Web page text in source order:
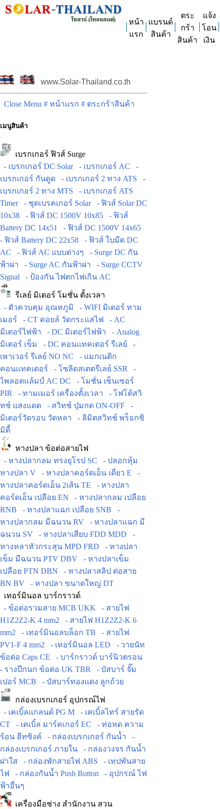
หน้า
แรก
แบรนด์
สินค้า
ตระ
กร้า
สินค้า
แจ้ง
โอน
เงิน
www.Solar-Thailand.co.th
Close Menu # หน้าแรก # ตระกร้าสินค้า
เมนูสินค้า
เบรกเกอร์ ฟิวส์ Surge
- เบรกเกอร์ DC Solar
- เบรกเกอร์ AC
-
เบรกเกอร์ กันดูด
- เบรกเกอร์ 2 ทาง ATS
-
เบรกเกอร์ 2 ทาง MTS
- เบรกเกอร์ ATS
Timer
- ชุดเบรคเกอร์ Solar
- ฟิวส์ Solar DC
10x38
- ฟิวส์ DC 1500V 10x85
- ฟิวส์
Battery DC 14x51
- ฟิวส์ DC 1500V 14x65
- ฟิวส์ Battery DC 22x58
- ฟิวส์ ใบมีด DC
AC
- ฟิวส์ AC แบบต่างๆ
- Surge DC กัน
ฟ้าผ่า
- Surge AC กันฟ้าผ่า
- Surge CCTV
Signal
- ป้องกัน ไฟตกไฟเกิน AC
รีเลย์ มิเตอร์ โมชั่น ตั้งเวลา
- ตัวควบคุม อุณหภูมิ
- WIFI มิเตอร์ ทาม
เมอร์
- CT คอยล์ วัดกระแสไฟ
- AC
มิเตอร์ไฟฟ้า
- DC มิเตอร์ไฟฟ้า
- Analog
มิเตอร์ เข็ม
- DC คอนแทคเตอร์ รีเลย์
-
เพาเวอร์ รีเลย์ NO NC
- แมกเนติก
คอนแทคเตอร์
- โซลิดสเตตรีเลย์ SSR
-
ไพลอตแล้มป์ AC DC
- โมชั่น เซ็นเซอร์
PIR
- ทามเมอร์ เครื่องตั้งเวลา
- โฟโต้สวิ
ทช์ แสงแดด
- สวิทช์ ปุ่มกด ON-OFF
-
มิเตอร์วัดรอบ วัดหลา
- ลิมิตสวิทช์ พร็อกซิ
มิตี้
หางปลา ข้อต่อสายไฟ
- หางปลากลม ทรงยุโรป SC
- ปลอกหุ้ม
หางปลา V
- หางปลาคอร์ดเอ็น เดี่ยว E
-
หางปลาคอร์ดเอ็น 2เส้น TE
- หางปลา
คอร์ดเอ็น เปลือย EN
- หางปลากลม เปลือย
RNB
- หางปลาแฉก เปลือย SNB
-
หางปลากลม มีฉนวน RV
- หางปลาแฉก มี
ฉนวน SV
- หางปลาเสียบ FDD MDD
-
หางหลาหัวกระสุน MPD FRD
- หางปลา
เข็ม มีฉนวน PTV DBV
- หางปลาเข็ม
เปลือย PTN DBN
- หางปลาสลิป ต่อสาย
BN BV
- หางปลา ขนาดใหญ่ DT
เทอร์มินอล บาร์กราวด์
- ข้อต่อรวมสาย MCB UKK
- สายไฟ
H1Z2Z2-K 4 mm2
- สายไฟ H1Z2Z2-K 6
mm2
- เทอร์มินอลบล็อก TB
- สายไฟ
PV1-F 4 mm2
- เทอร์มินอล LED
- วายนัท
ข้อต่อ Caps CE
- บาร์กราวด์ บาร์นิวตรอน
- รางปีกนก ข้อต่อ UK TBR
- บัสบาร์ จั๊ม
เปอร์ MCB
- บัสบาร์ทองแดง ลูกถ้วย
กล่องเบรกเกอร์ อุปกรณ์ไฟ
- เคเบิ้ลแกลนด์ PG M
- เคเบิ้ลไทร์ สายรัด
CT
- เคเบิ้ล มาร์คเกอร์ EC
- ท่อหด ความ
ร้อน ฮีทซิงค์
- กล่องเบรกเกอร์ กันน้ำ
-
กล่องเบรกเกอร์ ภายใน
- กล่องวงจร กันน้ำ
ฝาใส
- กล่องพักสายไฟ ABS
- เทปพันสาย
ไฟ
- กล่องกันน้ำ Push Button
- อุปกรณ์ ไฟ
ฟ้าอื่นๆ
เครื่องมือช่าง สำนักงาน สวน